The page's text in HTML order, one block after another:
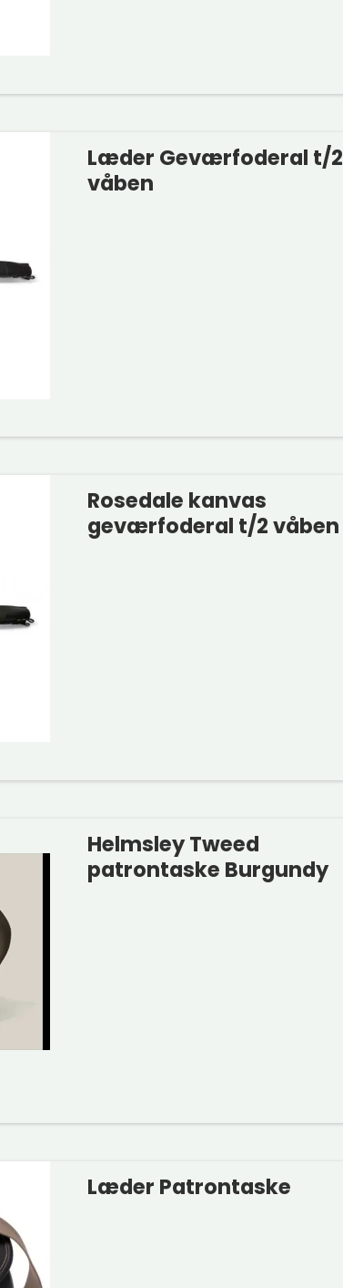
Læder Geværfoderal t/2
våben
Rosedale kanvas
geværfoderal t/2 våben
Helmsley Tweed
patrontaske Burgundy
Læder Patrontaske